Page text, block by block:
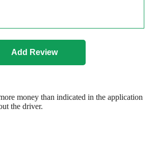
money than indicated in the application
the driver.